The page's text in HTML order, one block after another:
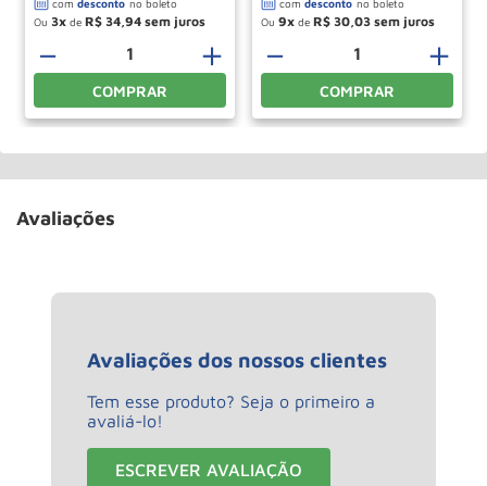
Ou 3 de R$ 34,94
＋
－
COMPRAR
Ou 9 de R$ 30,03
＋
－
COMPRAR
Avaliações
Avaliações dos nossos clientes
Tem esse produto? Seja o primeiro a
avaliá-lo!
ESCREVER AVALIAÇÃO